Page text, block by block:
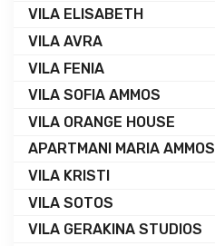
VILA ELISABETH
VILA AVRA
VILA FENIA
VILA SOFIA AMMOS
VILA ORANGE HOUSE
APARTMANI MARIA AMMOS
VILA KRISTI
VILA SOTOS
VILA GERAKINA STUDIOS